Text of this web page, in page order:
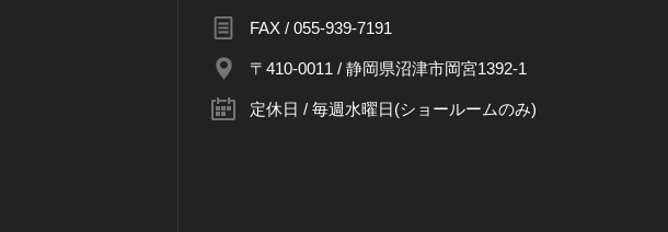
FAX / 055-939-7191
〒410-0011 / 静岡県沼津市岡宮1392-1
定休日 / 毎週水曜日(ショールームのみ)